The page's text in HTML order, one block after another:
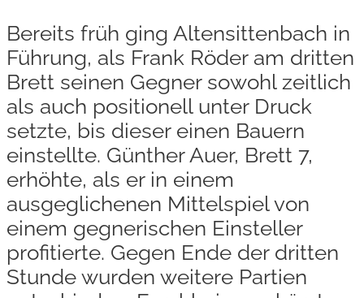
Bereits früh ging Altensittenbach in
Führung, als Frank Röder am dritten
Brett seinen Gegner sowohl zeitlich
als auch positionell unter Druck
setzte, bis dieser einen Bauern
einstellte. Günther Auer, Brett 7,
erhöhte, als er in einem
ausgeglichenen Mittelspiel von
einem gegnerischen Einsteller
profitierte. Gegen Ende der dritten
Stunde wurden weitere Partien